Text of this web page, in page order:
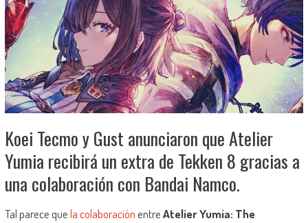
Koei Tecmo y Gust anunciaron que Atelier
Yumia recibirá un extra de Tekken 8 gracias a
una colaboración con Bandai Namco.
Tal parece quela colaboraciónentreAtelier Yumia: The